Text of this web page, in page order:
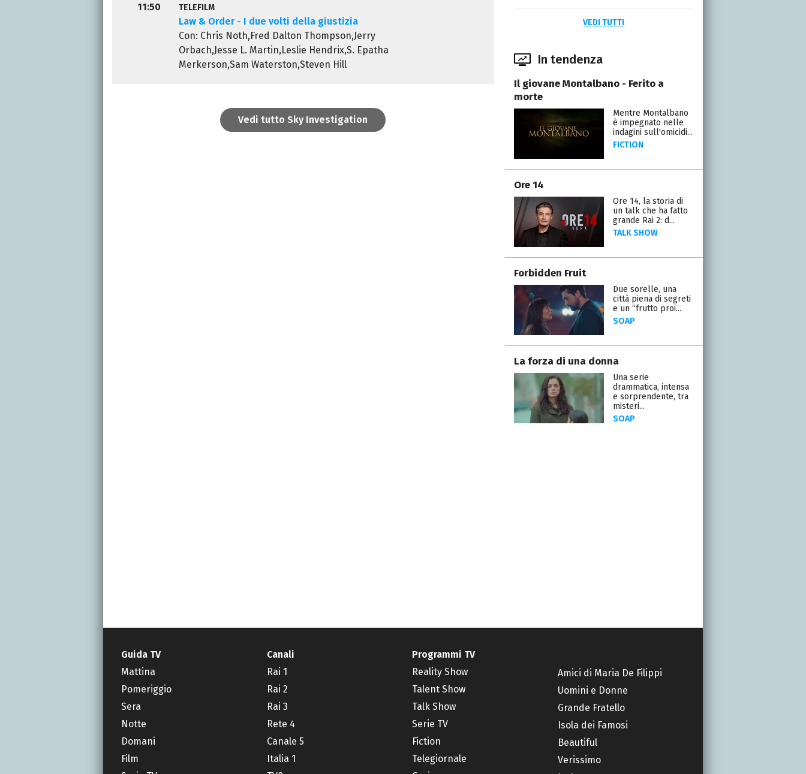
11:50 TELEFILM
Law & Order - I due volti della giustizia
Con: Chris Noth,Fred Dalton Thompson,Jerry
Orbach,Jesse L. Martin,Leslie Hendrix,S. Epatha
Merkerson,Sam Waterston,Steven Hill
Vedi tutto Sky Investigation
VEDI TUTTI
In tendenza
Il giovane Montalbano - Ferito a
morte
Mentre Montalbano
è impegnato nelle
indagini sull'omicidi...
FICTION
Ore 14
Ore 14, la storia di
un talk che ha fatto
grande Rai 2: d...
TALK SHOW
Forbidden Fruit
Due sorelle, una
città piena di segreti
e un “frutto proi...
SOAP
La forza di una donna
Una serie
drammatica, intensa
e sorprendente, tra
misteri...
SOAP
Guida TV
Mattina
Pomeriggio
Sera
Notte
Domani
Film
Canali
Rai 1
Rai 2
Rai 3
Rete 4
Canale 5
Italia 1
Programmi TV
Reality Show
Talent Show
Talk Show
Serie TV
Fiction
Telegiornale
Amici di Maria De Filippi
Uomini e Donne
Grande Fratello
Isola dei Famosi
Beautiful
Verissimo